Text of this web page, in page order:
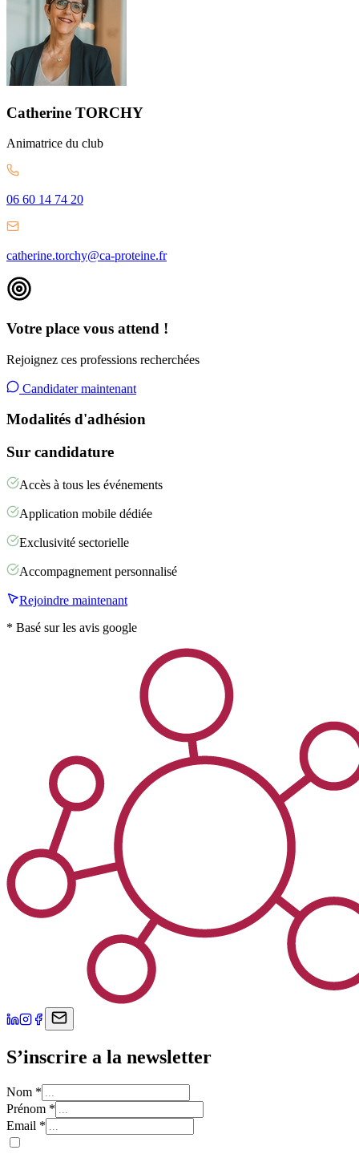
Catherine TORCHY
Animatrice du club
06 60 14 74 20
catherine.torchy@ca-proteine.fr
Votre place vous attend !
Rejoignez ces professions recherchées
Candidater maintenant
Modalités d'adhésion
Sur candidature
Accès à tous les événements
Application mobile dédiée
Exclusivité sectorielle
Accompagnement personnalisé
Rejoindre maintenant
* Basé sur les avis google
S’inscrire a la newsletter
Nom *
Prénom *
Email *